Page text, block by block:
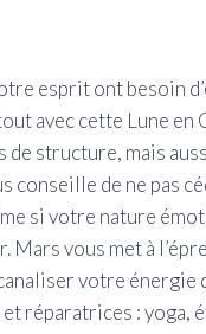
esprit ont besoin
avec cette Lune en
de structure, mais
conseille de ne pas
si votre nature
Mars vous met à
votre énergie
réparatrices : yoga,